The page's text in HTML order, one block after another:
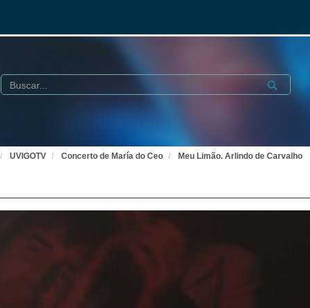
Buscar Submit
UVIGOTV Concerto de María do Ceo Meu Limão. Arlindo de Carvalho